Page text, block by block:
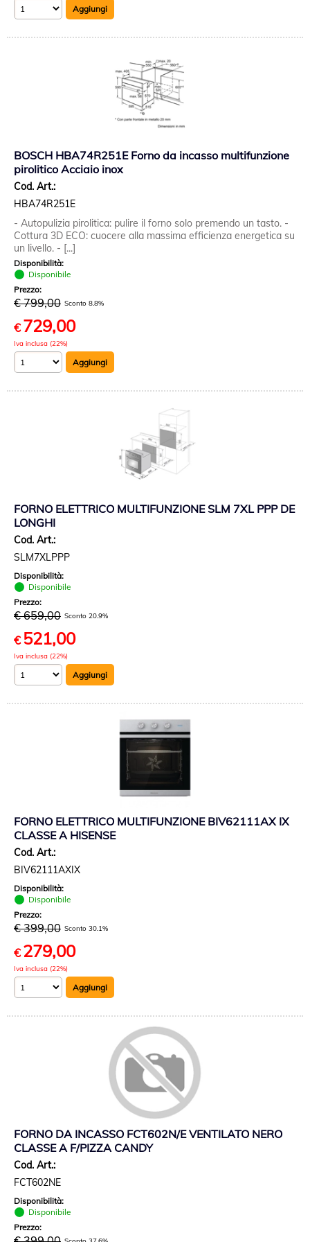
BOSCH HBA74R251E Forno da incasso multifunzione
pirolitico Acciaio inox
Cod. Art.:
HBA74R251E
- Autopulizia pirolitica: pulire il forno solo premendo un tasto. -
Cottura 3D ECO: cuocere alla massima efficienza energetica su
un livello. - [...]
Disponibilità:
Disponibile
Prezzo:
€ 799,00 Sconto 8.8%
€ 729,00
Iva inclusa (22%)
FORNO ELETTRICO MULTIFUNZIONE SLM 7XL PPP DE
LONGHI
Cod. Art.:
SLM7XLPPP
Disponibilità:
Disponibile
Prezzo:
€ 659,00 Sconto 20.9%
€ 521,00
Iva inclusa (22%)
FORNO ELETTRICO MULTIFUNZIONE BIV62111AX IX
CLASSE A HISENSE
Cod. Art.:
BIV62111AXIX
Disponibilità:
Disponibile
Prezzo:
€ 399,00 Sconto 30.1%
€ 279,00
Iva inclusa (22%)
FORNO DA INCASSO FCT602N/E VENTILATO NERO
CLASSE A F/PIZZA CANDY
Cod. Art.:
FCT602NE
Disponibilità:
Disponibile
Prezzo: